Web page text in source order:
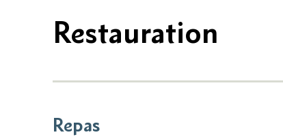
Restauration
Repas